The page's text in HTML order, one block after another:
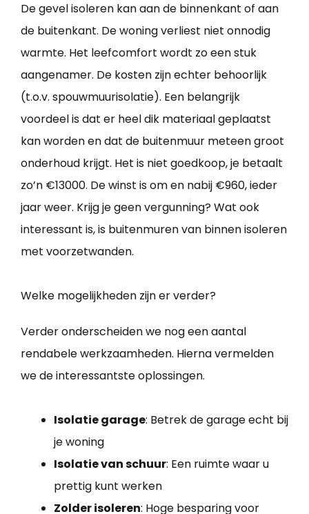
De gevel isoleren kan aan de binnenkant of aan
de buitenkant. De woning verliest niet onnodig
warmte. Het leefcomfort wordt zo een stuk
aangenamer. De kosten zijn echter behoorlijk
(t.o.v. spouwmuurisolatie). Een belangrijk
voordeel is dat er heel dik materiaal geplaatst
kan worden en dat de buitenmuur meteen groot
onderhoud krijgt. Het is niet goedkoop, je betaalt
zo’n €13000. De winst is om en nabij €960, ieder
jaar weer. Krijg je geen vergunning? Wat ook
interessant is, is buitenmuren van binnen isoleren
met voorzetwanden.
Welke mogelijkheden zijn er verder?
Verder onderscheiden we nog een aantal
rendabele werkzaamheden. Hierna vermelden
we de interessantste oplossingen.
Isolatie garage: Betrek de garage echt bij
je woning
Isolatie van schuur: Een ruimte waar u
prettig kunt werken
Zolder isoleren: Hoge besparing voor